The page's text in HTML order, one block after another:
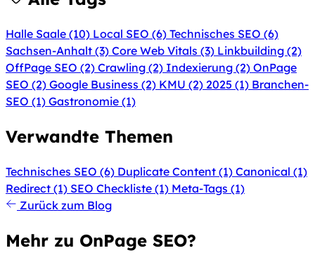
Halle Saale (10) Local SEO (6) Technisches SEO (6)
Sachsen-Anhalt (3) Core Web Vitals (3) Linkbuilding (2)
OffPage SEO (2) Crawling (2) Indexierung (2) OnPage
SEO (2) Google Business (2) KMU (2) 2025 (1) Branchen-
SEO (1) Gastronomie (1)
Verwandte Themen
Technisches SEO (6) Duplicate Content (1) Canonical (1)
Redirect (1) SEO Checkliste (1) Meta-Tags (1)
Zurück zum Blog
Mehr zu OnPage SEO?